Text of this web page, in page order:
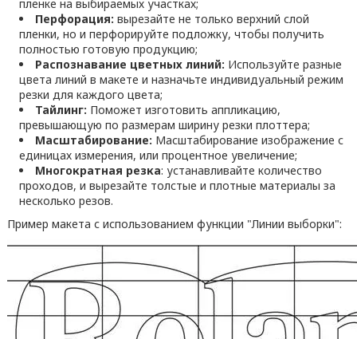
пленке на выбираемых участках;
Перфорация: вырезайте не только верхний слой
пленки, но и перфорируйте подложку, чтобы получить
полностью готовую продукцию;
Распознавание цветных линий: Используйте разные
цвета линий в макете и назначьте индивидуальный режим
резки для каждого цвета;
Тайлинг: Поможет изготовить аппликацию,
превышающую по размерам ширину резки плоттера;
Масштабирование: Масштабирование изображение с
единицах измерения, или процентное увеличение;
Многократная резка: устанавливайте количество
проходов, и вырезайте толcтые и плотные материалы за
несколько резов.
Пример макета с использованием функции "Линии выборки":